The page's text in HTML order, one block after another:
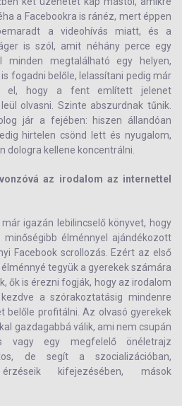
a Facebookra is ránéz, mert éppen
a videohívás miatt, és a
is szól, amit néhány perce egy
minden megtalálható egy helyen,
fogadni belőle, lelassítani pedig már
el, hogy a fent említett jelenet
olvasni. Szinte abszurdnak tűnik.
jár a fejében: hiszen állandóan
hirtelen csönd lett és nyugalom,
dologra kellene koncentrálni.
az irodalom az internettel
igazán lebilincselő könyvet, hogy
élménnyel ajándékozott
Facebook scrollozás. Ezért az első
tegyük a gyerekek számára
ők is érezni fogják, hogy az irodalom
a szórakoztatásig mindenre
belőle profitálni. Az olvasó gyerekek
gazdagabbá válik, ami nem csupán
vagy egy megfelelő önéletrajz
de segít a szocializációban,
kifejezésében, mások